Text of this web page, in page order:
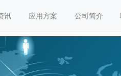
讯 应用方案 公司简介